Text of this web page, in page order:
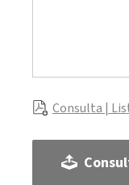
Consulta |